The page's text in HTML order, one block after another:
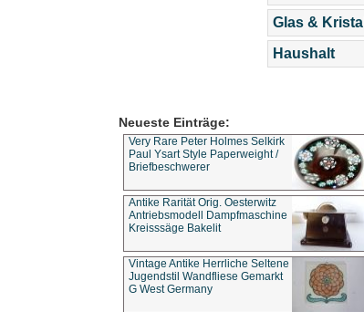
Glas & Kristall
Haushalt
Neueste Einträge:
Very Rare Peter Holmes Selkirk
Paul Ysart Style Paperweight /
Briefbeschwerer
Antike Rarität Orig. Oesterwitz
Antriebsmodell Dampfmaschine
Kreisssäge Bakelit
Vintage Antike Herrliche Seltene
Jugendstil Wandfliese Gemarkt
G West Germany